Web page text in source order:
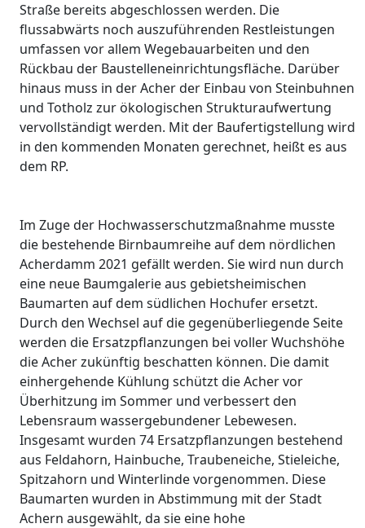
Straße bereits abgeschlossen werden. Die
flussabwärts noch auszuführenden Restleistungen
umfassen vor allem Wegebauarbeiten und den
Rückbau der Baustelleneinrichtungsfläche. Darüber
hinaus muss in der Acher der Einbau von Steinbuhnen
und Totholz zur ökologischen Strukturaufwertung
vervollständigt werden. Mit der Baufertigstellung wird
in den kommenden Monaten gerechnet, heißt es aus
dem RP.
Im Zuge der Hochwasserschutzmaßnahme musste
die bestehende Birnbaumreihe auf dem nördlichen
Acherdamm 2021 gefällt werden. Sie wird nun durch
eine neue Baumgalerie aus gebietsheimischen
Baumarten auf dem südlichen Hochufer ersetzt.
Durch den Wechsel auf die gegenüberliegende Seite
werden die Ersatzpflanzungen bei voller Wuchshöhe
die Acher zukünftig beschatten können. Die damit
einhergehende Kühlung schützt die Acher vor
Überhitzung im Sommer und verbessert den
Lebensraum wassergebundener Lebewesen.
Insgesamt wurden 74 Ersatzpflanzungen bestehend
aus Feldahorn, Hainbuche, Traubeneiche, Stieleiche,
Spitzahorn und Winterlinde vorgenommen. Diese
Baumarten wurden in Abstimmung mit der Stadt
Achern ausgewählt, da sie eine hohe